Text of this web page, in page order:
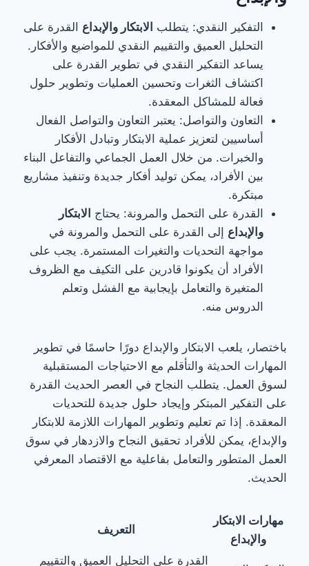
التفكير النقدي: يتطلب الابتكار والإبداع القدرة على
التحليل العميق والتقييم النقدي للمواضيع والأفكار.
يساعد التفكير النقدي في تطوير القدرة على
اكتشاف الثغرات وتحسين العمليات وتطوير حلول
فعالة للمشاكل المعقدة.
التعاون والتواصل: يعتبر التعاون والتواصل الفعال
أساسيين لتعزيز عملية الابتكار وتبادل الأفكار
والخبرات. من خلال العمل الجماعي والتفاعل البناء
بين الأفراد، يمكن توليد أفكار جديدة وتنفيذ مشاريع
مبتكرة.
القدرة على التحمل والمرونة: يحتاج الابتكار
والإبداع إلى القدرة على التحمل والمرونة في
مواجهة التحديات والتغيرات المستمرة. يجب على
الأفراد أن يكونوا قادرين على التكيف مع الظروف
المتغيرة والتعامل بإيجابية مع الفشل وتعلم
الدروس منه.
باختصار، يلعب الابتكار والإبداع دورًا حاسمًا في تطوير
المهارات الحديثة والتأقلم مع الاحتياجات المستقبلية
لسوق العمل. يتطلب النجاح في العصر الحديث القدرة
على التفكير المبتكر وإيجاد حلول جديدة للتحديات
المعقدة. إذا تم تعليم وتطوير المهارات اللازمة للابتكار
والإبداع، يمكن للأفراد تحقيق النجاح والازدهار في سوق
العمل المتطور والتعامل بفاعلية مع الاقتصاد المعرفي
الحديث.
مهارات الابتكار
والإبداع
التعريف
القدرة على التحليل العميق والتقييم